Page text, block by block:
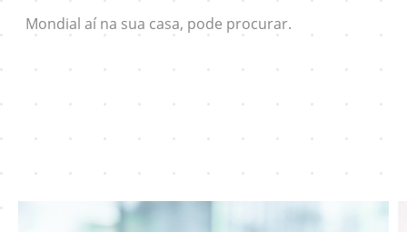
Mondial aí na sua casa, pode procurar.